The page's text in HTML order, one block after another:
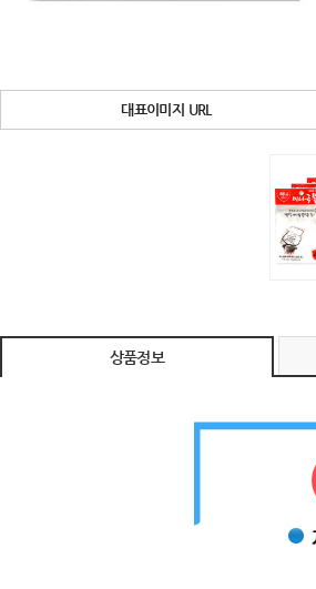
대표이미지 URL
상품정보